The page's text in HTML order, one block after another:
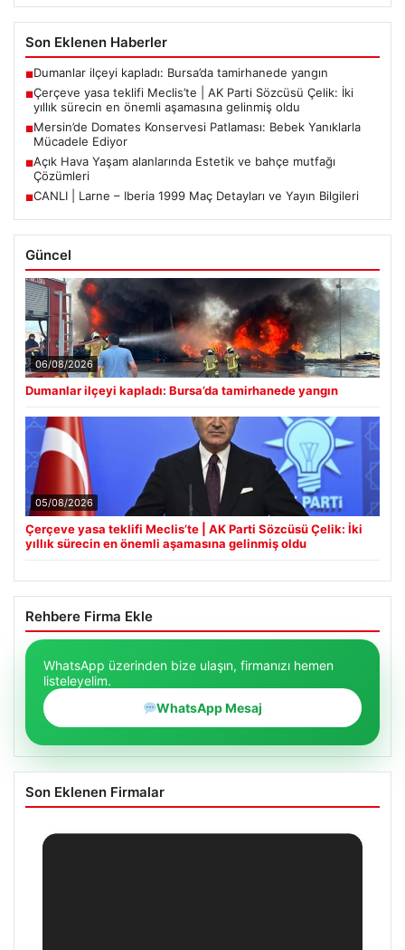
Son Eklenen Haberler
■Dumanlar ilçeyi kapladı: Bursa’da tamirhanede yangın
■Çerçeve yasa teklifi Meclis’te | AK Parti Sözcüsü Çelik: İki
yıllık sürecin en önemli aşamasına gelinmiş oldu
■Mersin’de Domates Konservesi Patlaması: Bebek Yanıklarla
Mücadele Ediyor
■Açık Hava Yaşam alanlarında Estetik ve bahçe mutfağı
Çözümleri
■CANLI | Larne – Iberia 1999 Maç Detayları ve Yayın Bilgileri
Güncel
06/08/2026
Dumanlar ilçeyi kapladı: Bursa’da tamirhanede yangın
05/08/2026
Çerçeve yasa teklifi Meclis’te | AK Parti Sözcüsü Çelik: İki
yıllık sürecin en önemli aşamasına gelinmiş oldu
Rehbere Firma Ekle
WhatsApp üzerinden bize ulaşın, firmanızı hemen
listeleyelim.
WhatsApp Mesaj
Son Eklenen Firmalar